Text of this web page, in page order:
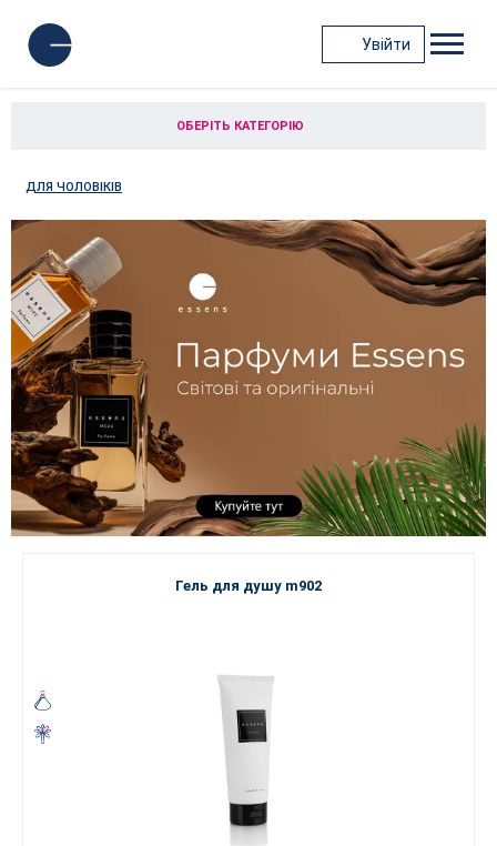
Увійти
ОБЕРІТЬ КАТЕГОРІЮ
ДЛЯ ЧОЛОВІКІВ
Гель для душу m902